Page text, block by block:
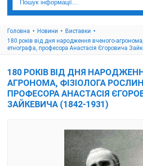
Головна Новини
Виставки
180 років від дня народження вченого-
етнографа, професора Анастасія Єгоровича
180 РОКІВ ВІД ДНЯ
АГРОНОМА, ФІЗІОЛОГА
ПРОФЕСОРА АНАСТАСІЯ
ЗАЙКЕВИЧА (1842-1931)